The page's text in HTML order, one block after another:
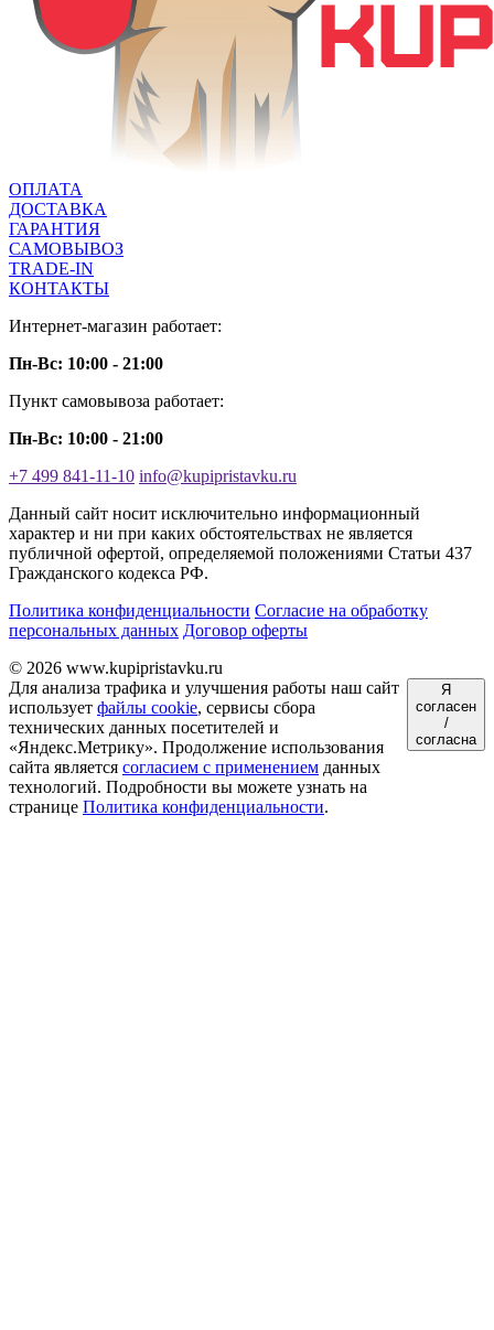
ОПЛАТА
ДОСТАВКА
ГАРАНТИЯ
САМОВЫВОЗ
TRADE-IN
КОНТАКТЫ
Интернет-магазин работает:
Пн-Вс: 10:00 - 21:00
Пункт самовывоза работает:
Пн-Вс: 10:00 - 21:00
+7 499 841-11-10 info@kupipristavku.ru
Данный сайт носит исключительно информационный
характер и ни при каких обстоятельствах не является
публичной офертой, определяемой положениями Статьи 437
Гражданского кодекса РФ.
Политика конфиденциальности Согласие на обработку
персональных данных Договор оферты
© 2026 www.kupipristavku.ru
Для анализа трафика и улучшения работы наш сайт
использует файлы cookie, сервисы сбора
технических данных посетителей и
«Яндекс.Метрику». Продолжение использования
сайта является согласием с применением данных
технологий. Подробности вы можете узнать на
странице Политика конфиденциальности.
Я
согласен
/
согласна